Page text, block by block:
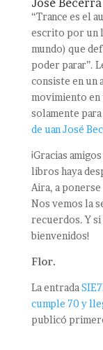
José Becerra
“Trance es el
escrito por un
mundo) que
poder parar”.
consiste en un
movimiento
solamente
de uan José
¡Gracias
libros haya
Aira, a
Nos vemos la
recuerdos. Y si
bienvenidos!
Flor.
La entrada
cumple 70 y
publicó